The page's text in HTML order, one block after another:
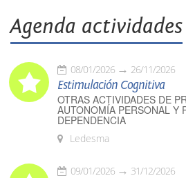
Agenda actividades
08/01/2026 26/11/2026
Estimulación Cognitiva
OTRAS ACTIVIDADES DE
AUTONOMÍA PERSONAL Y
DEPENDENCIA
Ledesma
09/01/2026 31/12/2026